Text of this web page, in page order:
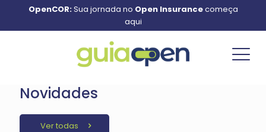
OpenCOR:Sua jornada no Open Insurancecomeça
aqui
Novidades
Ver todas